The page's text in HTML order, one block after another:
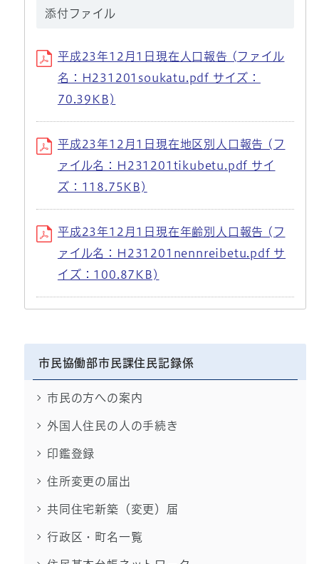
添付ファイル
平成23年12月1日現在人口報告 (ファイル
名：H231201soukatu.pdf サイズ：
70.39KB)
平成23年12月1日現在地区別人口報告 (フ
ァイル名：H231201tikubetu.pdf サイ
ズ：118.75KB)
平成23年12月1日現在年齢別人口報告 (フ
ァイル名：H231201nennreibetu.pdf サ
イズ：100.87KB)
市民協働部市民課住民記録係
市民の方への案内
外国人住民の人の手続き
印鑑登録
住所変更の届出
共同住宅新築（変更）届
行政区・町名一覧